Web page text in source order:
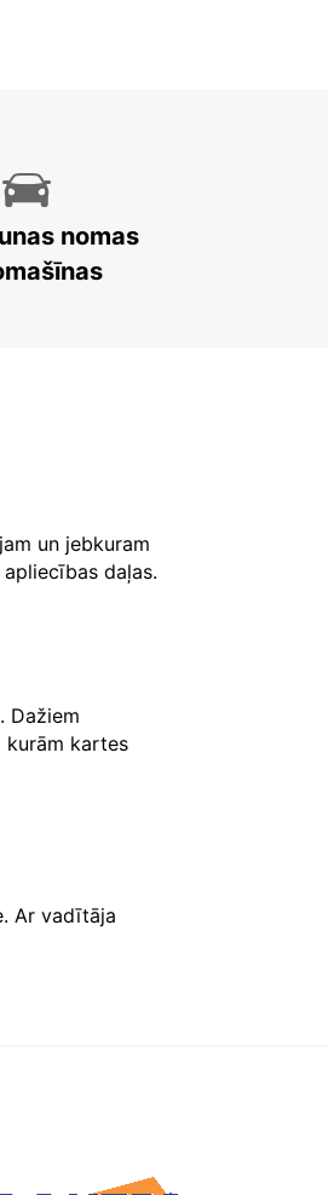
nomas
un jebkuram
daļas.
Dažiem
kartes
Ar vadītāja